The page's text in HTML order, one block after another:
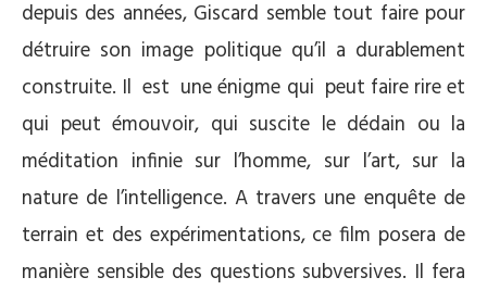
depuis des années, Giscard semble tout faire pour
détruire son image politique qu’il a durablement
construite. Il est une énigme qui peut faire rire et
qui peut émouvoir, qui suscite le dédain ou la
méditation infinie sur l’homme, sur l’art, sur la
nature de l’intelligence. A travers une enquête de
terrain et des expérimentations, ce film posera de
manière sensible des questions subversives. Il fera